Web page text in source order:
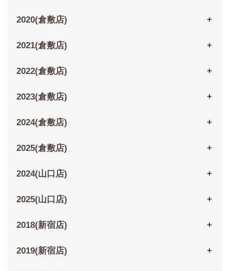
2020(倉敷店)
2021(倉敷店)
2022(倉敷店)
2023(倉敷店)
2024(倉敷店)
2025(倉敷店)
2024(山口店)
2025(山口店)
2018(新宿店)
2019(新宿店)